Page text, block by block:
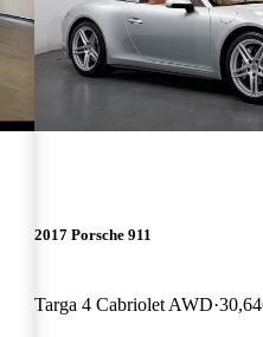
2017 Porsche 911
Targa 4 Cabriolet AWD